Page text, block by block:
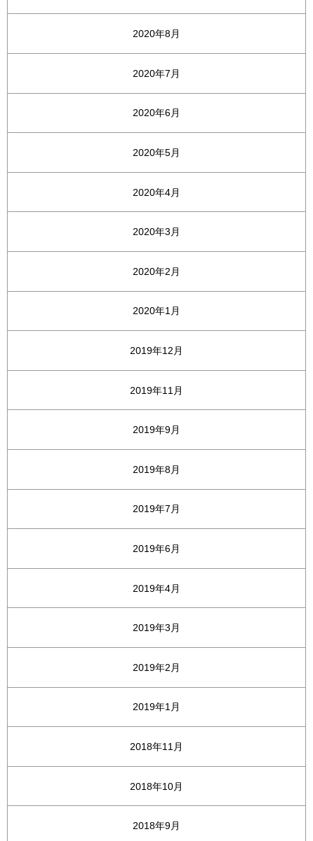
2020年8月
2020年7月
2020年6月
2020年5月
2020年4月
2020年3月
2020年2月
2020年1月
2019年12月
2019年11月
2019年9月
2019年8月
2019年7月
2019年6月
2019年4月
2019年3月
2019年2月
2019年1月
2018年11月
2018年10月
2018年9月